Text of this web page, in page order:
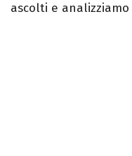
ascolti e analizziamo